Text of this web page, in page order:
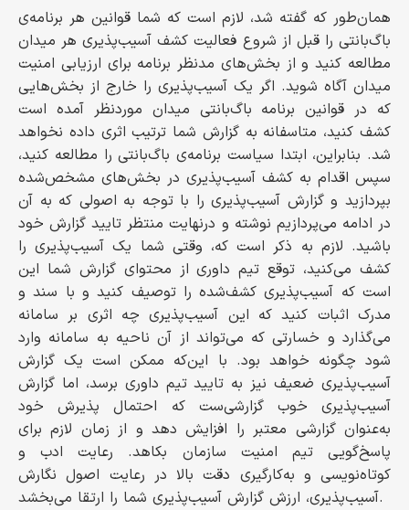
همان‌طور که گفته شد، لازم است که شما قوانین هر برنامه‌ی
باگ‌بانتی را قبل از شروع فعالیت کشف آسیب‌پذیری هر میدان
مطالعه کنید و از بخش‌های مدنظر برنامه برای ارزیابی امنیت
میدان آگاه شوید. اگر یک آسیب‌پذیری را خارج از بخش‌هایی
که در قوانین برنامه باگ‌بانتی میدان موردنظر آمده است
کشف کنید، متاسفانه به گزارش شما ترتیب اثری داده نخواهد
شد. بنابراین، ابتدا سیاست برنامه‌ی باگ‌بانتی را مطالعه کنید،
سپس اقدام به کشف آسیب‌پذیری در بخش‌های مشخص‌شده
بپردازید و گزارش آسیب‌پذیری را با توجه به اصولی که به آن
در ادامه می‌پردازیم نوشته و درنهایت منتظر تایید گزارش خود
باشید. لازم به ذکر است که، وقتی شما یک آسیب‌پذیری را
کشف می‌کنید، توقع تیم داوری از محتوای گزارش شما این
است که آسیب‌پذیری کشف‌شده را توصیف کنید و با سند و
مدرک اثبات کنید که این آسیب‌پذیری چه اثری بر سامانه
می‌گذارد و خسارتی که می‌تواند از آن ناحیه به سامانه وارد
شود چگونه خواهد بود. با این‌که ممکن است یک گزارش
آسیب‌پذیری ضعیف نیز به تایید تیم داوری برسد، اما گزارش
آسیب‌پذیری خوب گزارشی‌ست که احتمال پذیرش خود
به‌عنوان گزارشی معتبر را افزایش دهد و از زمان لازم برای
پاسخ‌گویی تیم امنیت سازمان بکاهد. رعایت ادب و
کوتاه‌نویسی و به‌کارگیری دقت بالا در رعایت اصول نگارش
آسیب‌پذیری، ارزش گزارش آسیب‌پذیری شما را ارتقا می‌بخشد.